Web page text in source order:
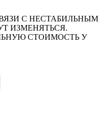
С НЕСТАБИЛЬНЫМ
ИЗМЕНЯТЬСЯ.
СТОИМОСТЬ У